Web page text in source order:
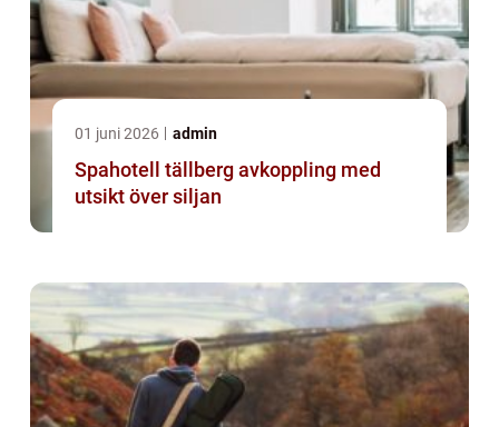
01 juni 2026 admin
Spahotell tällberg avkoppling med
utsikt över siljan